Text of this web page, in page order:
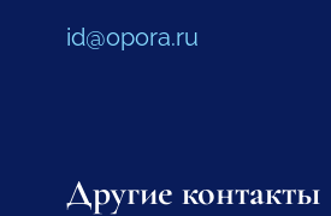
id@opora.ru
Другие контакты